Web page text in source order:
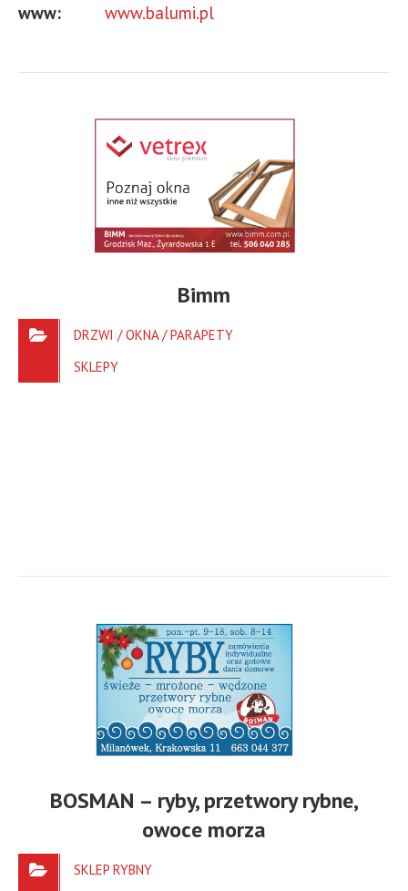
www:
www.balumi.pl
Bimm
DRZWI / OKNA / PARAPETY
SKLEPY
BOSMAN – ryby, przetwory rybne,
owoce morza
SKLEP RYBNY